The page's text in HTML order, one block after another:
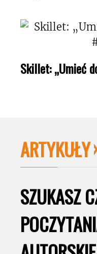
Skillet: „Umieć
ARTYKUŁY
SZUKASZ